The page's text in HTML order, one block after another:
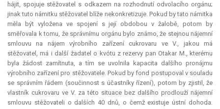
hájit, spojuje stěžovatel s odkazem na rozhodnutí odvolacího orgánu;
jinak tuto námitku stěžovatel blíže nekonkretizuje. Pokud by tato námitka
měla být vyložena ve spojení s její obdobou v žalobě, potom by
směřovala k tomu, že správnímu orgánu bylo známo, že stejnou nájemní
smlouvu na nájem výrobního zařízení cukrovaru ve V., jakou má
stěžovatel, má i další žadatel o kvótu z rezervy pan Otakar M., kterému
byla žádost zamítnuta, a tím se uvolnila kapacita dalšího pronájmu
výrobního zařízení pro stěžovatele. Pokud by fond postupoval v souladu
se správním řádem (součinnost s účastníky řízení), potom by zjistil, že
vlastník cukrovaru ve V. za této situace bez dalšího prodlouží nájemní
smlouvu stěžovateli o dalších 40 dnů, o čemž existuje ústní dohoda.